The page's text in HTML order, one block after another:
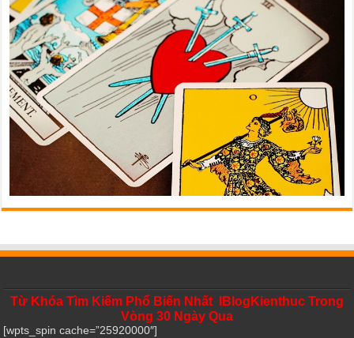
Từ Khóa Tìm Kiếm Phổ Biến Nhất IBlogKienthuc Trong
Vòng 30 Ngày Qua
[wpts_spin cache=”25920000″]